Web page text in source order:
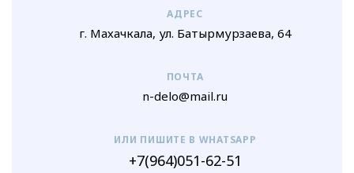
АДРЕС
г. Махачкала, ул. Батырмурзаева, 64
ПОЧТА
n-delo@mail.ru
ИЛИ ПИШИТЕ В WHATSAPP
+7(964)051-62-51